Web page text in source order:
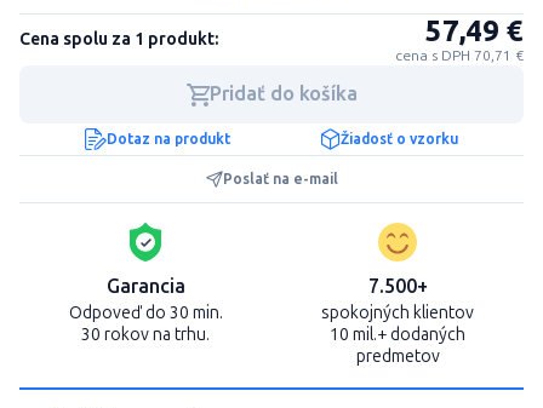
Cena spolu za 1 produkt: 57,49 €
cena s DPH 70,71 €
Pridať do košíka
Dotaz na produkt Žiadosť o vzorku
Poslať na e-mail
Garancia
Odpoveď do 30 min.
30 rokov na trhu.
7.500+
spokojných klientov
10 mil.+ dodaných
predmetov